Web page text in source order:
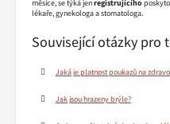
měsíce, se týká jenregistrujícího
lékaře, gynekologa a stomatologa.
Související otázky pro
Jaká je platnost poukazů na
Jak jsou hrazeny brýle?